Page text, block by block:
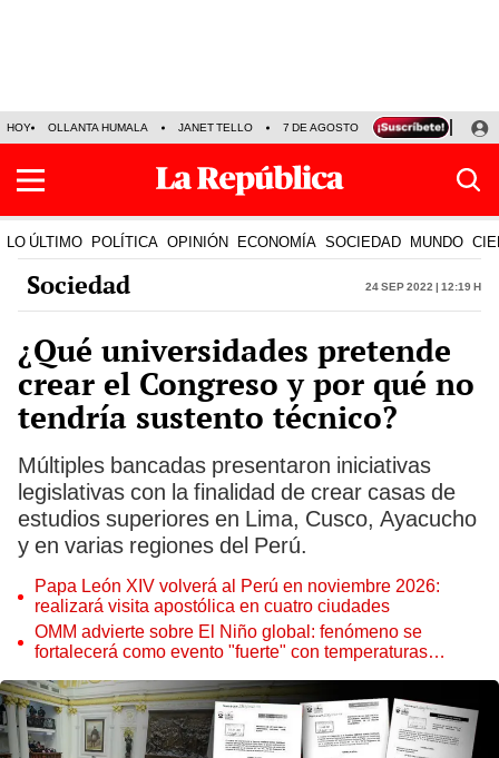
HOY OLLANTA HUMALA JANET TELLO 7 DE AGOSTO TINKA RESULTADOS
LO ÚLTIMO POLÍTICA OPINIÓN ECONOMÍA SOCIEDAD MUNDO
Sociedad 24 Sep 2022 | 12:19 h
¿Qué universidades pretende
crear el Congreso y por qué no
tendría sustento técnico?
Múltiples bancadas presentaron iniciativas
legislativas con la finalidad de crear casas de
estudios superiores en Lima, Cusco, Ayacucho
y en varias regiones del Perú.
Papa León XIV volverá al Perú en noviembre 2026:
realizará visita apostólica en cuatro ciudades
OMM advierte sobre El Niño global: fenómeno se
fortalecerá como evento "fuerte" con temperaturas